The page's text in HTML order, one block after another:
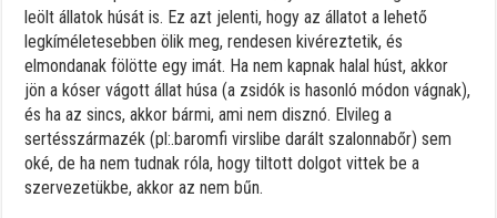
leölt állatok húsát is. Ez azt jelenti, hogy az állatot a lehető
legkíméletesebben ölik meg, rendesen kivéreztetik, és
elmondanak fölötte egy imát. Ha nem kapnak halal húst, akkor
jön a kóser vágott állat húsa (a zsidók is hasonló módon vágnak),
és ha az sincs, akkor bármi, ami nem disznó. Elvileg a
sertésszármazék (pl:.baromfi virslibe darált szalonnabőr) sem
oké, de ha nem tudnak róla, hogy tiltott dolgot vittek be a
szervezetükbe, akkor az nem bűn.